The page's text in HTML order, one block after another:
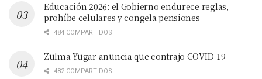
Educación 2026: el Gobierno endurece reglas,
prohíbe celulares y congela pensiones
484 COMPARTIDOS
Zulma Yugar anuncia que contrajo COVID-19
482 COMPARTIDOS